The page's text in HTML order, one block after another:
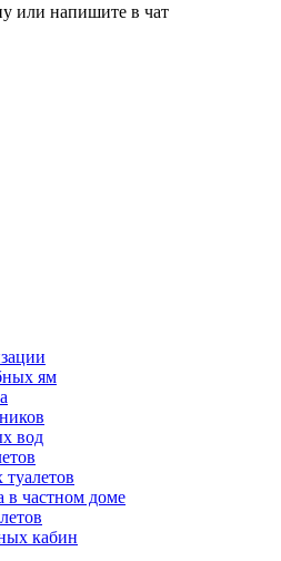
или напишите в чат
ям
вод
в частном доме
кабин